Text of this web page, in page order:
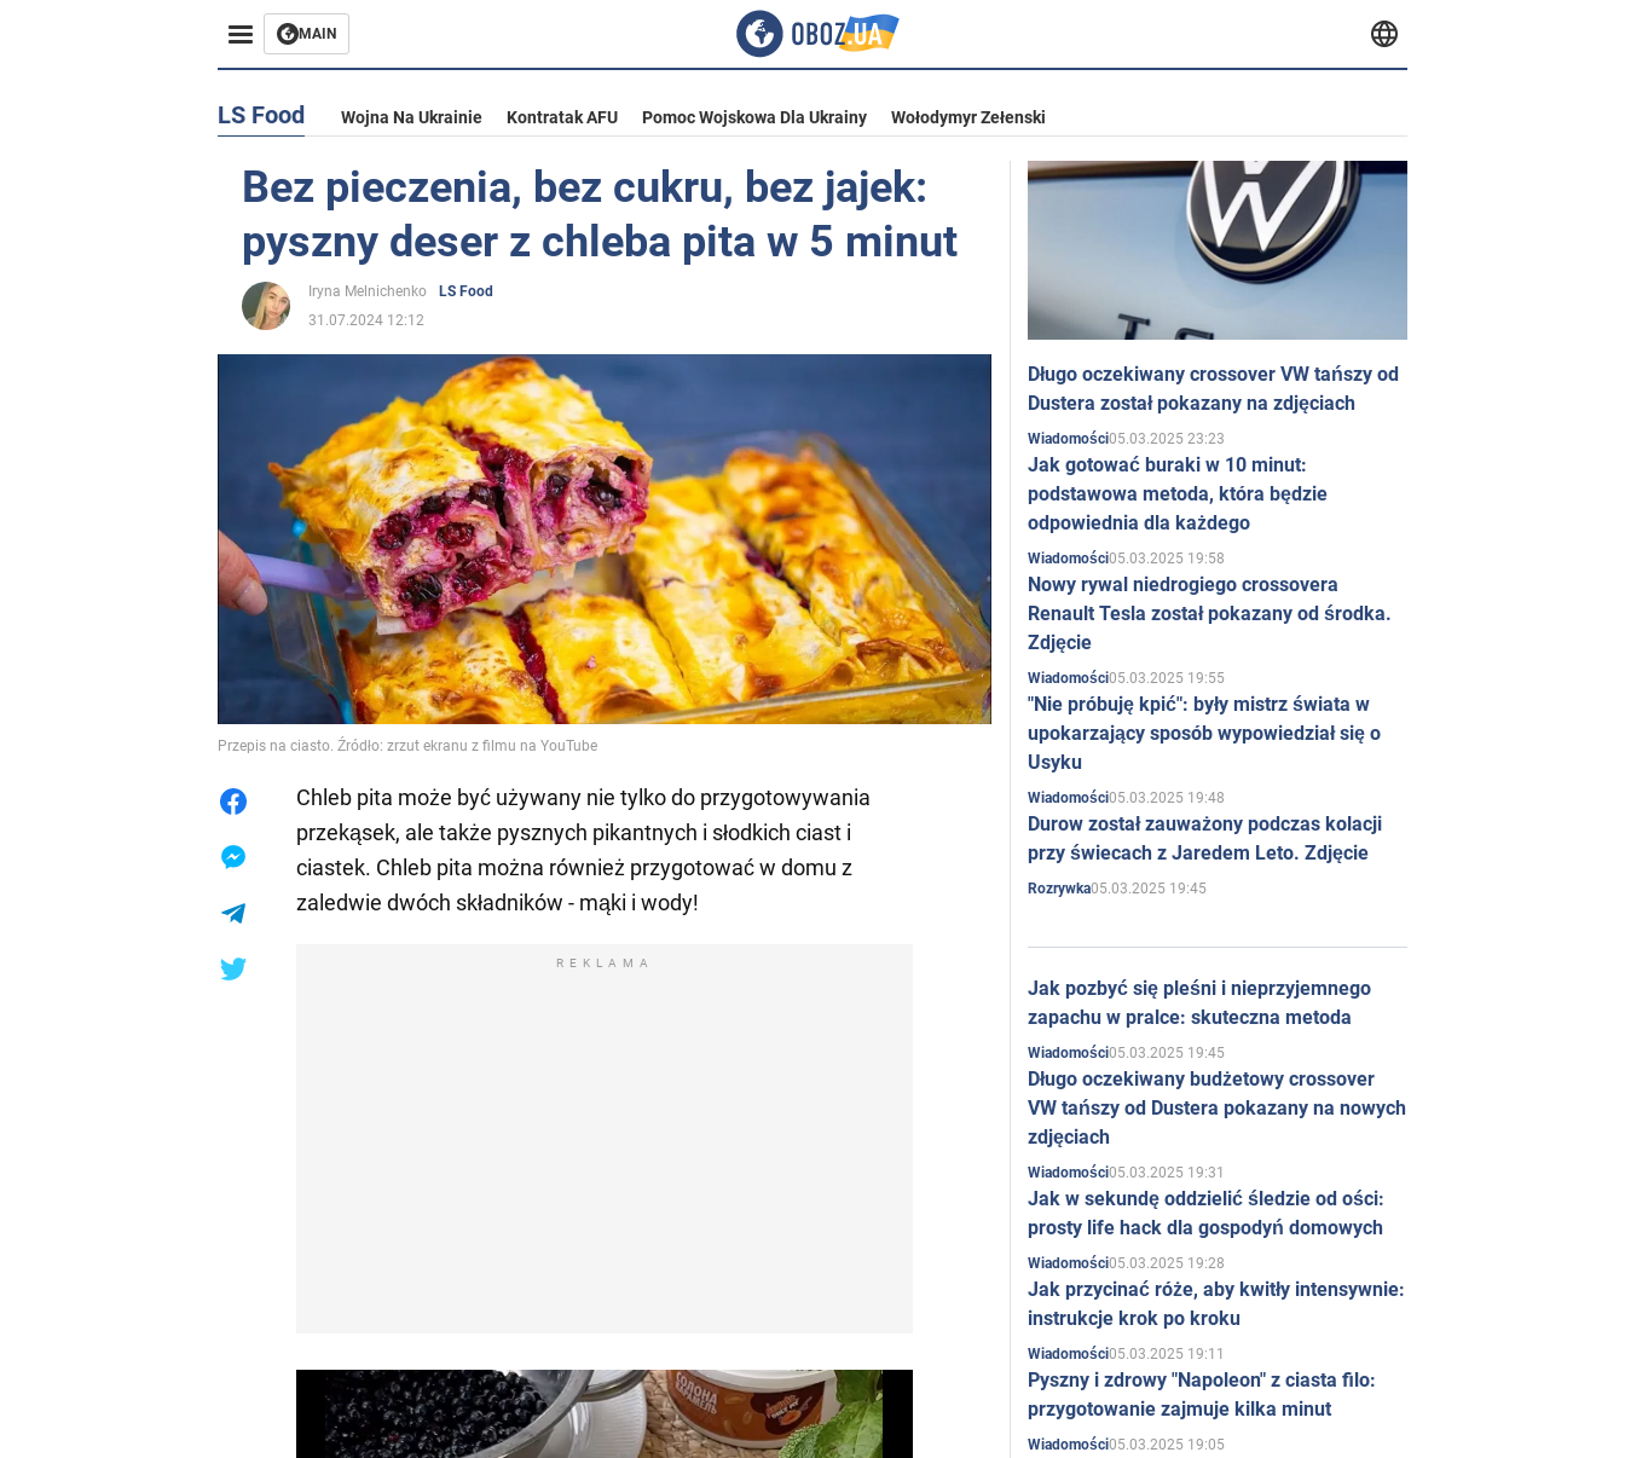
MAIN
LS Food Wojna Na Ukrainie Kontratak AFU Pomoc Wojskowa Dla Ukrainy Wołodymyr Zełenski
Bez pieczenia, bez cukru, bez jajek:
pyszny deser z chleba pita w 5 minut
Iryna Melnichenko
LS Food
31.07.2024 12:12
Przepis na ciasto. Źródło: zrzut ekranu z filmu na YouTube
Chleb pita może być używany nie tylko do przygotowywania
przekąsek, ale także pysznych pikantnych i słodkich ciast i
ciastek. Chleb pita można również przygotować w domu z
zaledwie dwóch składników - mąki i wody!
REKLAMA
Długo oczekiwany crossover VW tańszy od
Dustera został pokazany na zdjęciach
Wiadomości05.03.2025 23:23
Jak gotować buraki w 10 minut:
podstawowa metoda, która będzie
odpowiednia dla każdego
Wiadomości05.03.2025 19:58
Nowy rywal niedrogiego crossovera
Renault Tesla został pokazany od środka.
Zdjęcie
Wiadomości05.03.2025 19:55
"Nie próbuję kpić": były mistrz świata w
upokarzający sposób wypowiedział się o
Usyku
Wiadomości05.03.2025 19:48
Durow został zauważony podczas kolacji
przy świecach z Jaredem Leto. Zdjęcie
Rozrywka05.03.2025 19:45
Jak pozbyć się pleśni i nieprzyjemnego
zapachu w pralce: skuteczna metoda
Wiadomości05.03.2025 19:45
Długo oczekiwany budżetowy crossover
VW tańszy od Dustera pokazany na nowych
zdjęciach
Wiadomości05.03.2025 19:31
Jak w sekundę oddzielić śledzie od ości:
prosty life hack dla gospodyń domowych
Wiadomości05.03.2025 19:28
Jak przycinać róże, aby kwitły intensywnie:
instrukcje krok po kroku
Wiadomości05.03.2025 19:11
Pyszny i zdrowy "Napoleon" z ciasta filo:
przygotowanie zajmuje kilka minut
Wiadomości05.03.2025 19:05